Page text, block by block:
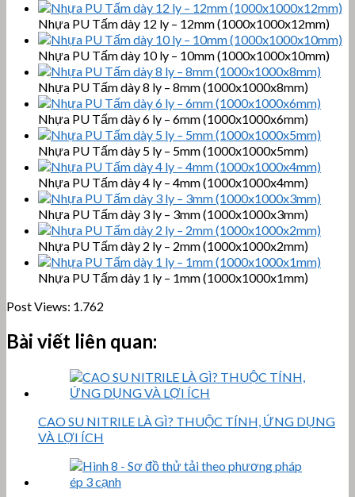
Nhựa PU Tấm dày 12 ly – 12mm (1000x1000x12mm)
Nhựa PU Tấm dày 10 ly – 10mm (1000x1000x10mm)
Nhựa PU Tấm dày 8 ly – 8mm (1000x1000x8mm)
Nhựa PU Tấm dày 6 ly – 6mm (1000x1000x6mm)
Nhựa PU Tấm dày 5 ly – 5mm (1000x1000x5mm)
Nhựa PU Tấm dày 4 ly – 4mm (1000x1000x4mm)
Nhựa PU Tấm dày 3 ly – 3mm (1000x1000x3mm)
Nhựa PU Tấm dày 2 ly – 2mm (1000x1000x2mm)
Nhựa PU Tấm dày 1 ly – 1mm (1000x1000x1mm)
Post Views: 1.762
Bài viết liên quan:
CAO SU NITRILE LÀ GÌ? THUỘC TÍNH, ỨNG DỤNG
VÀ LỢI ÍCH